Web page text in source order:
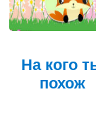
На кого
похож